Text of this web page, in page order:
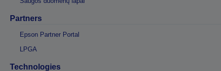
Partners
Epson Partner Portal
LPGA
Technologies